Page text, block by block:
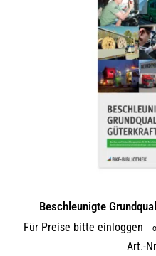
Beschleunigte
Für Preise bitte einloggen –
Art.-